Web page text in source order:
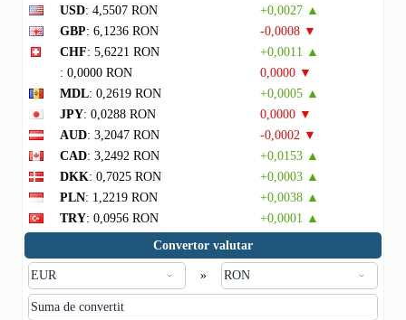
USD: 4,5507 RON
+0,0027 ▲
GBP: 6,1236 RON
-0,0008 ▼
CHF: 5,6221 RON
+0,0011 ▲
: 0,0000 RON
0,0000 ▼
MDL: 0,2619 RON
+0,0005 ▲
JPY: 0,0288 RON
0,0000 ▼
AUD: 3,2047 RON
-0,0002 ▼
CAD: 3,2492 RON
+0,0153 ▲
DKK: 0,7025 RON
+0,0003 ▲
PLN: 1,2219 RON
+0,0038 ▲
TRY: 0,0956 RON
+0,0001 ▲
Convertor valutar
»